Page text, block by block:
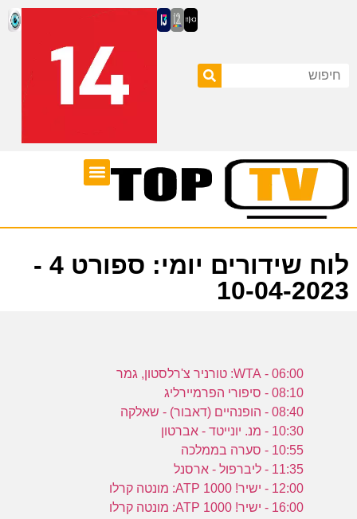
לוח שידורים יומי: ספורט 4 -
10-04-2023
06:00 - WTA: טורניר צ'רלסטון, גמר
08:10 - סיפורי הפרמיירליג
08:40 - הופנהיים (דאבור) - שאלקה
10:30 - מנ. יונייטד - אברטון
10:55 - סערה בממלכה
11:35 - ליברפול - ארסנל
12:00 - ישיר! ATP 1000: מונטה קרלו
16:00 - ישיר! ATP 1000: מונטה קרלו